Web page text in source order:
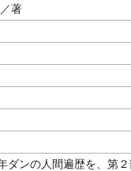
／著
ダンの人間遍歴を、第